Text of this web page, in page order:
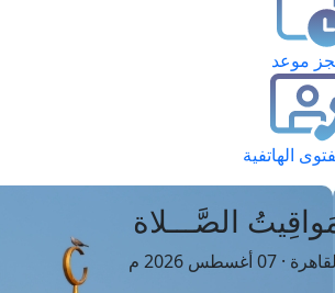
موعد
الهاتفية
الصَّـــلاة
· 07 أغسطس 2026 م